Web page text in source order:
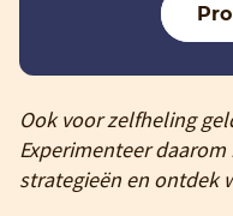
Ook voor zelfheling
Experimenteer
strategieën en ontdek